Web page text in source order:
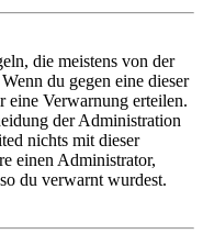
die meistens von der
du gegen eine dieser
eine Verwarnung erteilen.
der Administration
nichts mit dieser
einen Administrator,
du verwarnt wurdest.